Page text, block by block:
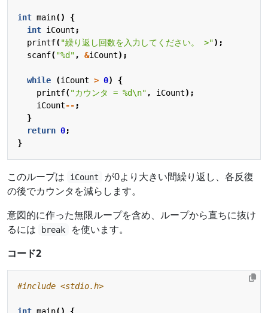
int main()
{
int iCount ;
printf("繰り返し回数を入力してください。 >");
scanf("%d" , &iCount);
while (iCount > 0)
{
printf("カウンタ = %d\n" , iCount);
iCount-- ;
}
return 0;
}
このループは iCount
が0より大きい間繰り返し、各反復
の後でカウンタを減らします。
意図的に作った無限ループを含め、ループから直ちに抜け
るには
break
を使います。
コード2
#include <stdio.h>
int main() {